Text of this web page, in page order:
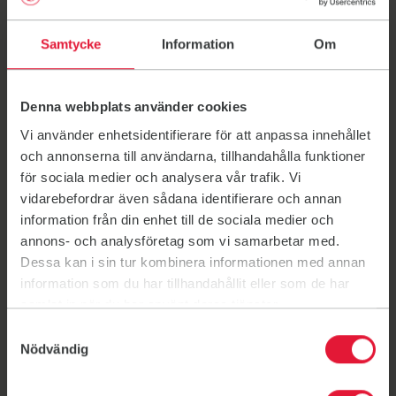
Samtycke Information Om
Denna webbplats använder cookies
Vi använder enhetsidentifierare för att anpassa innehållet
och annonserna till användarna, tillhandahålla funktioner
för sociala medier och analysera vår trafik. Vi
vidarebefordrar även sådana identifierare och annan
information från din enhet till de sociala medier och
annons- och analysföretag som vi samarbetar med.
Dessa kan i sin tur kombinera informationen med annan
information som du har tillhandahållit eller som de har
samlat in när du har använt deras tjänster.
Nödvändig
Pensionär 85+
När du har fyllt 85 år tränar du gratis hos oss (gäller ej
arrangemang). Du behöver bara betala den årliga
medlemsavgiften.
Välkommen in till vår reception så löser vi allt på plats!